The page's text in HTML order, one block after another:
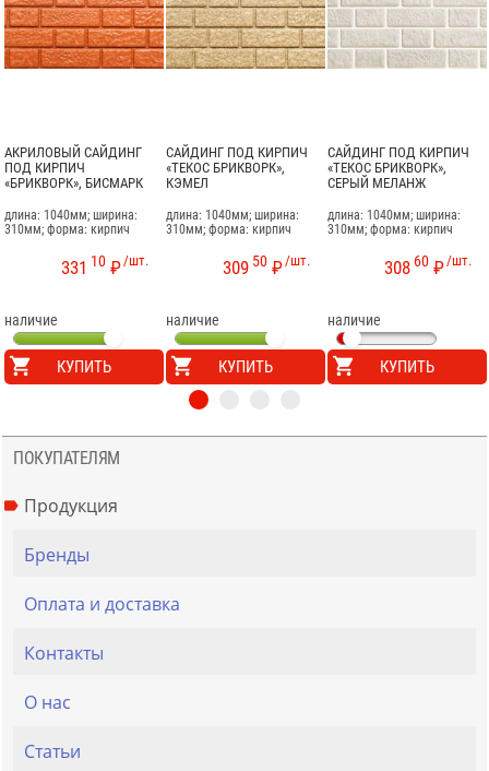
АКРИЛОВЫЙ САЙДИНГ
ПОД КИРПИЧ
«БРИКВОРК», БИСМАРК
длина: 1040мм; ширина:
310мм; форма: кирпич
/шт.
331 10 ₽
наличие
КУПИТЬ
САЙДИНГ ПОД КИРПИЧ
«ТЕКОС БРИКВОРК»,
КЭМЕЛ
длина: 1040мм; ширина:
310мм; форма: кирпич
/шт.
309 50 ₽
наличие
КУПИТЬ
САЙДИНГ ПОД КИРПИЧ
«ТЕКОС БРИКВОРК»,
СЕРЫЙ МЕЛАНЖ
длина: 1040мм; ширина:
310мм; форма: кирпич
/шт.
308 60 ₽
наличие
КУПИТЬ
ПОКУПАТЕЛЯМ
Продукция
Бренды
Оплата и доставка
Контакты
О нас
Статьи